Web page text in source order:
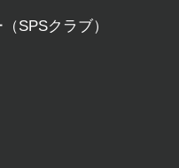
（SPSクラブ）